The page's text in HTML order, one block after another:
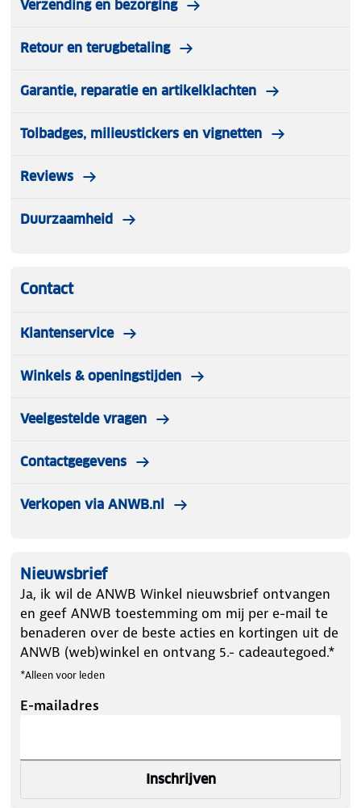
Verzending en bezorging
Retour en terugbetaling
Garantie, reparatie en artikelklachten
Tolbadges, milieustickers en vignetten
Reviews
Duurzaamheid
Contact
Klantenservice
Winkels & openingstijden
Veelgestelde vragen
Contactgegevens
Verkopen via ANWB.nl
Nieuwsbrief
Ja, ik wil de ANWB Winkel nieuwsbrief ontvangen
en geef ANWB toestemming om mij per e-mail te
benaderen over de beste acties en kortingen uit de
ANWB (web)winkel en ontvang 5.- cadeautegoed.*
*Alleen voor leden
E-mailadres
Inschrijven